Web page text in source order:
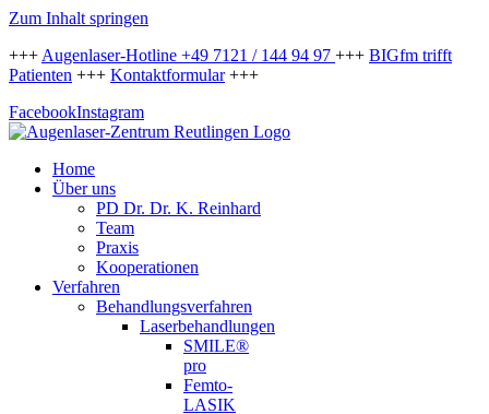
Zum Inhalt springen
+++ Augenlaser-Hotline +49 7121 / 144 94 97 +++ BIGfm trifft
Patienten +++ Kontaktformular+++
FacebookInstagram
Home
Über uns
PD Dr. Dr. K. Reinhard
Team
Praxis
Kooperationen
Verfahren
Behandlungsverfahren
Laserbehandlungen
SMILE®
pro
Femto-
LASIK